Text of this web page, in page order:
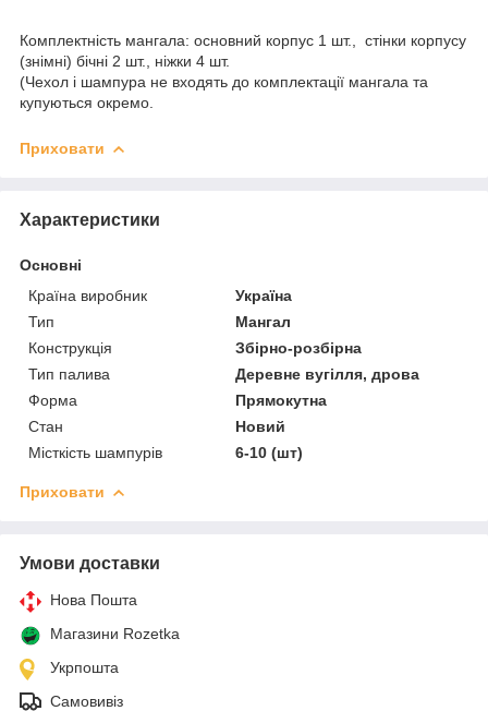
Комплектність мангала: основний корпус 1 шт., стінки корпусу
(знімні) бічні 2 шт., ніжки 4 шт.
(Чехол і шампура не входять до комплектації мангала та
купуються окремо.
Приховати
Характеристики
Основні
Країна виробник
Україна
Тип
Мангал
Конструкція
Збірно-розбірна
Тип палива
Деревне вугілля, дрова
Форма
Прямокутна
Стан
Новий
Місткість шампурів
6-10 (шт)
Приховати
Умови доставки
Нова Пошта
Магазини Rozetka
Укрпошта
Самовивіз